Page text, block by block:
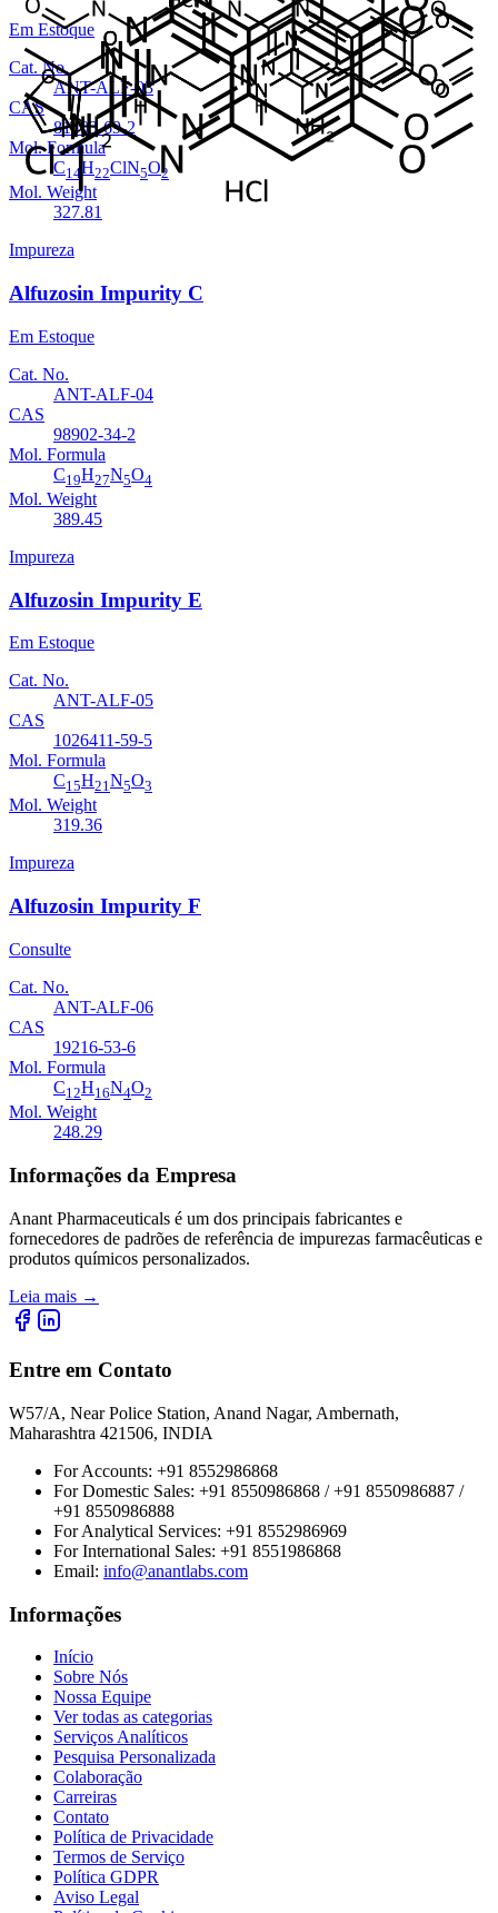
Em Estoque
Cat. No.
ANT-ALF-03
CAS
81403-69-2
Mol. Formula
C14 H22ClN5O2
Mol. Weight
327.81
Impureza
Alfuzosin Impurity C
Em Estoque
Cat. No.
ANT-ALF-04
CAS
98902-34-2
Mol. Formula
C19H27N5O4
Mol. Weight
389.45
Impureza
Alfuzosin Impurity E
Em Estoque
Cat. No.
ANT-ALF-05
CAS
1026411-59-5
Mol. Formula
C15H21N5O3
Mol. Weight
319.36
Impureza
Alfuzosin Impurity F
Consulte
Cat. No.
ANT-ALF-06
CAS
19216-53-6
Mol. Formula
C12H16N4O2
Mol. Weight
248.29
Informações da Empresa
Anant Pharmaceuticals é um dos principais fabricantes e
fornecedores de padrões de referência de impurezas farmacêuticas e
produtos químicos personalizados.
Leia mais →
Entre em Contato
W57/A, Near Police Station, Anand Nagar, Ambernath,
Maharashtra 421506, INDIA
For Accounts: +91 8552986868
For Domestic Sales: +91 8550986868 / +91 8550986887 /
+91 8550986888
For Analytical Services: +91 8552986969
For International Sales: +91 8551986868
Email: info@anantlabs.com
Informações
Início
Sobre Nós
Nossa Equipe
Ver todas as categorias
Serviços Analíticos
Pesquisa Personalizada
Colaboração
Carreiras
Contato
Política de Privacidade
Termos de Serviço
Política GDPR
Aviso Legal